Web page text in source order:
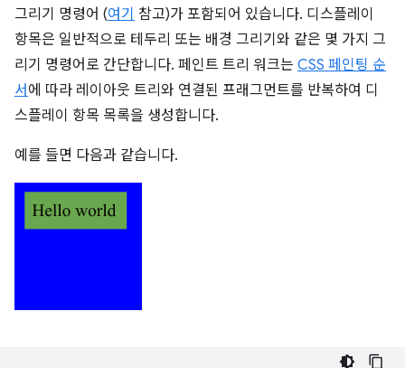
그리기 명령어 (여기 참고)가 포함되어 있습니다. 디스플레이
항목은 일반적으로 테두리 또는 배경 그리기와 같은 몇 가지 그
리기 명령어로 간단합니다. 페인트 트리 워크는 CSS 페인팅 순
서 에 따라 레이아웃 트리와 연결된 프래그먼트를 반복하여 디
스플레이 항목 목록을 생성합니다.
예를 들면 다음과 같습니다.